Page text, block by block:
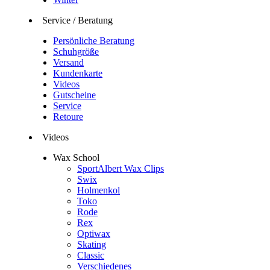
Service / Beratung
Persönliche Beratung
Schuhgröße
Versand
Kundenkarte
Videos
Gutscheine
Service
Retoure
Videos
Wax School
SportAlbert Wax Clips
Swix
Holmenkol
Toko
Rode
Rex
Optiwax
Skating
Classic
Verschiedenes